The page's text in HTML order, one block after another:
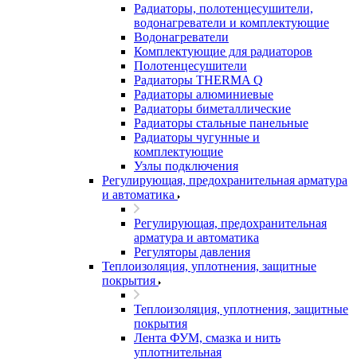
Радиаторы, полотенцесушители,
водонагреватели и комплектующие
Водонагреватели
Комплектующие для радиаторов
Полотенцесушители
Радиаторы THERMA Q
Радиаторы алюминиевые
Радиаторы биметаллические
Радиаторы стальные панельные
Радиаторы чугунные и
комплектующие
Узлы подключения
Регулирующая, предохранительная арматура
и автоматика
Регулирующая, предохранительная
арматура и автоматика
Регуляторы давления
Теплоизоляция, уплотнения, защитные
покрытия
Теплоизоляция, уплотнения, защитные
покрытия
Лента ФУМ, смазка и нить
уплотнительная